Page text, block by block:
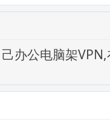
办公电脑架